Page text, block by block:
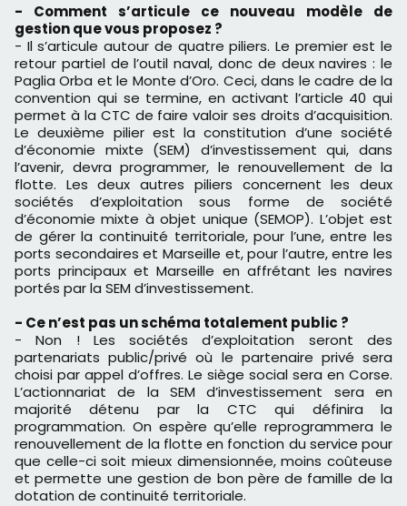
- Comment s’articule ce nouveau modèle de
gestion que vous proposez ?
- Il s’articule autour de quatre piliers. Le premier est le
retour partiel de l’outil naval, donc de deux navires : le
Paglia Orba et le Monte d’Oro. Ceci, dans le cadre de la
convention qui se termine, en activant l’article 40 qui
permet à la CTC de faire valoir ses droits d’acquisition.
Le deuxième pilier est la constitution d’une société
d’économie mixte (SEM) d’investissement qui, dans
l’avenir, devra programmer, le renouvellement de la
flotte. Les deux autres piliers concernent les deux
sociétés d’exploitation sous forme de société
d’économie mixte à objet unique (SEMOP). L’objet est
de gérer la continuité territoriale, pour l’une, entre les
ports secondaires et Marseille et, pour l’autre, entre les
ports principaux et Marseille en affrétant les navires
portés par la SEM d’investissement.
- Ce n’est pas un schéma totalement public ?
- Non ! Les sociétés d’exploitation seront des
partenariats public/privé où le partenaire privé sera
choisi par appel d’offres. Le siège social sera en Corse.
L’actionnariat de la SEM d’investissement sera en
majorité détenu par la CTC qui définira la
programmation. On espère qu’elle reprogrammera le
renouvellement de la flotte en fonction du service pour
que celle-ci soit mieux dimensionnée, moins coûteuse
et permette une gestion de bon père de famille de la
dotation de continuité territoriale.